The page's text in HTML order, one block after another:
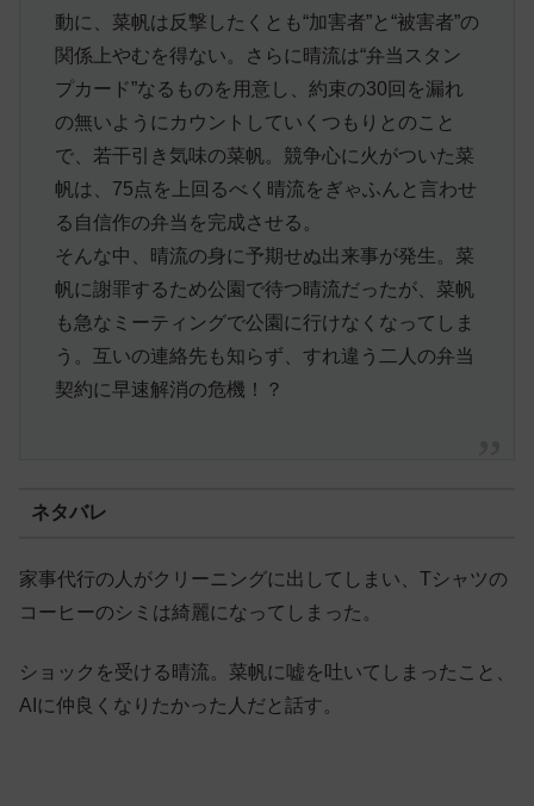
動に、菜帆は反撃したくとも“加害者”と“被害者”の
関係上やむを得ない。さらに晴流は“弁当スタン
プカード”なるものを用意し、約束の30回を漏れ
の無いようにカウントしていくつもりとのこと
で、若干引き気味の菜帆。競争心に火がついた菜
帆は、75点を上回るべく晴流をぎゃふんと言わせ
る自信作の弁当を完成させる。
そんな中、晴流の身に予期せぬ出来事が発生。菜
帆に謝罪するため公園で待つ晴流だったが、菜帆
も急なミーティングで公園に行けなくなってしま
う。互いの連絡先も知らず、すれ違う二人の弁当
契約に早速解消の危機！？
ネタバレ
家事代行の人がクリーニングに出してしまい、Tシャツの
コーヒーのシミは綺麗になってしまった。
ショックを受ける晴流。菜帆に嘘を吐いてしまったこと、
AIに仲良くなりたかった人だと話す。